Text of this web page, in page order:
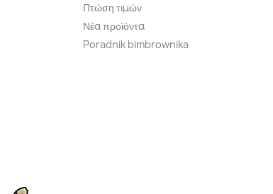
Πτώση τιμών
Νέα προϊόντα
Poradnik bimbrownika